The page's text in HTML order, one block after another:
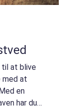
at blive
med at
en
har du